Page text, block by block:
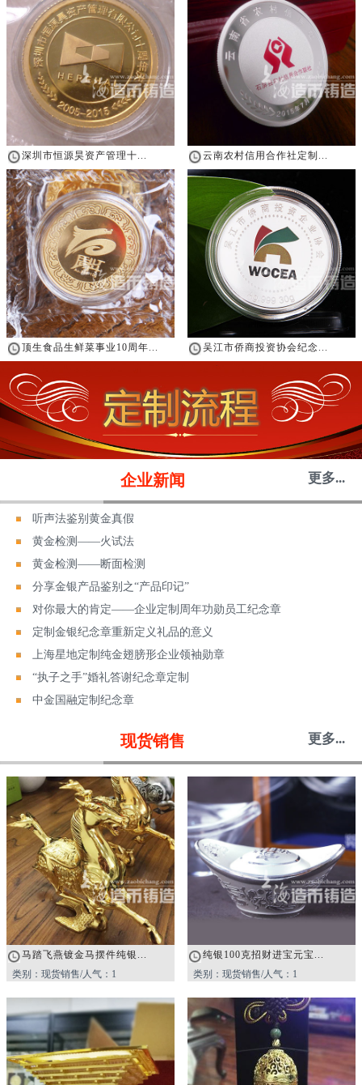
深圳市恒源昊资产管理十... 云南农村信用合作社定制...
顶生食品生鲜菜事业10周年... 吴江市侨商投资协会纪念...
企业新闻 更多...
听声法鉴别黄金真假
黄金检测——火试法
黄金检测——断面检测
分享金银产品鉴别之“产品印记”
对你最大的肯定——企业定制周年功勋员工纪念章
定制金银纪念章重新定义礼品的意义
上海星地定制纯金翅膀形企业领袖勋章
“执子之手”婚礼答谢纪念章定制
中金国融定制纪念章
现货销售 更多...
马踏飞燕镀金马摆件纯银...
类别：现货销售/人气：1
纯银100克招财进宝元宝...
类别：现货销售/人气：1